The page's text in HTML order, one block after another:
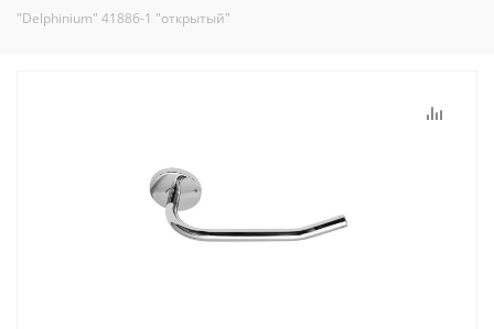
"Delphinium" 41886-1 "открытый"